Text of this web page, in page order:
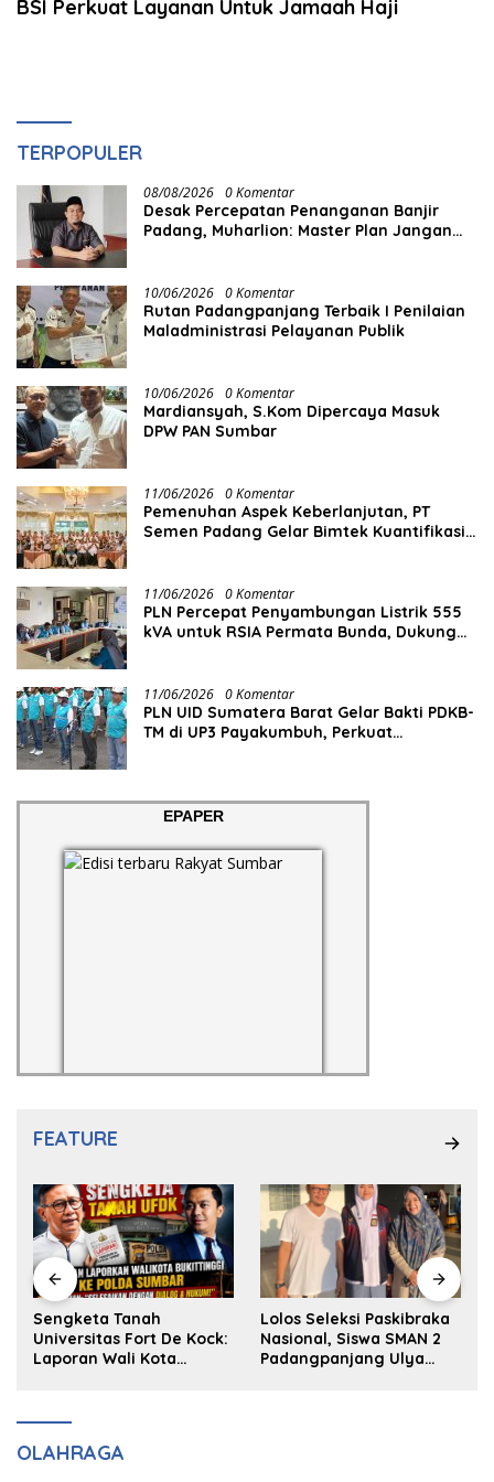
BSI Perkuat Layanan Untuk Jamaah Haji
TERPOPULER
08/08/2026 0 Komentar
Desak Percepatan Penanganan Banjir
Padang, Muharlion: Master Plan Jangan
10/06/2026 0 Komentar
Rutan Padangpanjang Terbaik I Penilaian
Maladministrasi Pelayanan Publik
10/06/2026 0 Komentar
Mardiansyah, S.Kom Dipercaya Masuk
DPW PAN Sumbar
11/06/2026 0 Komentar
Pemenuhan Aspek Keberlanjutan, PT
Semen Padang Gelar Bimtek Kuantifikasi
11/06/2026 0 Komentar
PLN Percepat Penyambungan Listrik 555
kVA untuk RSIA Permata Bunda, Dukung
11/06/2026 0 Komentar
PLN UID Sumatera Barat Gelar Bakti PDKB-
TM di UP3 Payakumbuh, Perkuat
EPAPER
FEATURE
Sengketa Tanah
Universitas Fort De Kock:
Laporan Wali Kota
Lolos Seleksi Paskibraka
Nasional, Siswa SMAN 2
Padangpanjang Ulya
OLAHRAGA